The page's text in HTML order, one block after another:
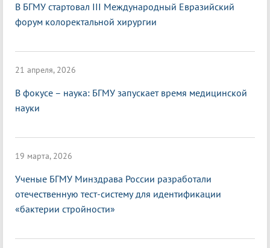
В БГМУ стартовал III Международный Евразийский
форум колоректальной хирургии
21 апреля, 2026
В фокусе – наука: БГМУ запускает время медицинской
науки
19 марта, 2026
Ученые БГМУ Минздрава России разработали
отечественную тест-систему для идентификации
«бактерии стройности»